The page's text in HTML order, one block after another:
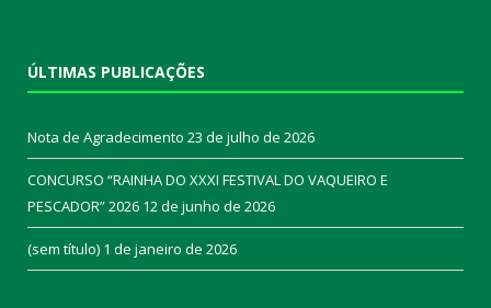
ÚLTIMAS PUBLICAÇÕES
Nota de Agradecimento 23 de julho de 2026
CONCURSO “RAINHA DO XXXI FESTIVAL DO VAQUEIRO E
PESCADOR” 2026 12 de junho de 2026
(sem título) 1 de janeiro de 2026